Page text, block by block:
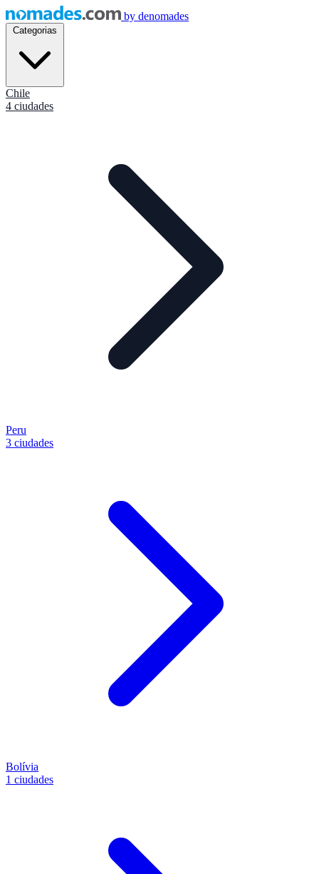
by denomades
Chile
4 ciudades
Peru
3 ciudades
Bolívia
1 ciudades